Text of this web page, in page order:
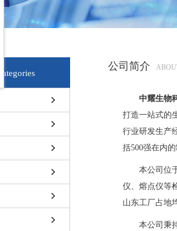
Categories
公司简介
中耀生物
打造一站式的
行业研发生产
括500强在内
本公司位
仪、熔点仪等
山东工厂占地
本公司秉